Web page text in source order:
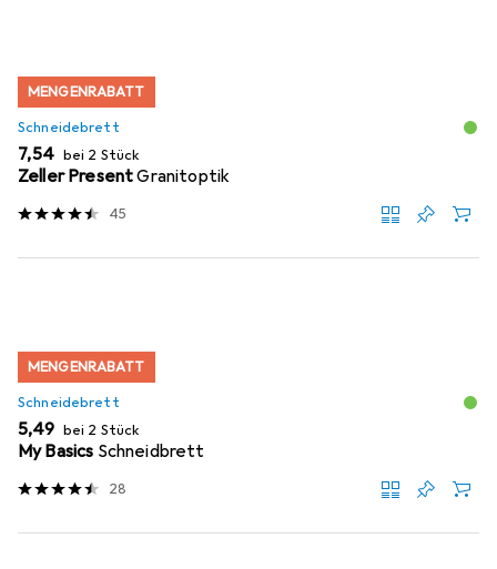
MENGENRABATT
Schneidebrett
EUR
7,54 bei 2 Stück
Zeller PresentGranitoptik
45
MENGENRABATT
Schneidebrett
EUR
5,49 bei 2 Stück
My Basics Schneidbrett
28